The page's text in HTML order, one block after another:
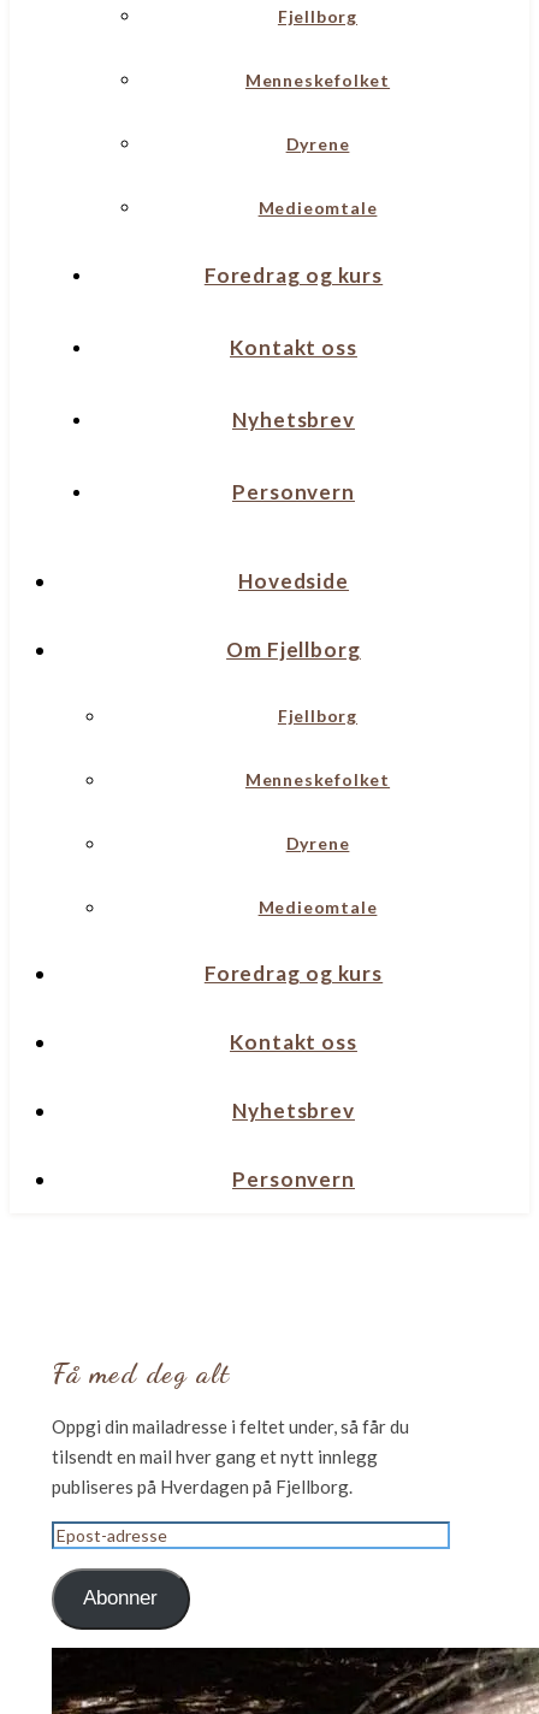
Fjellborg
Menneskefolket
Dyrene
Medieomtale
Foredrag og kurs
Kontakt oss
Nyhetsbrev
Personvern
Hovedside
Om Fjellborg
Fjellborg
Menneskefolket
Dyrene
Medieomtale
Foredrag og kurs
Kontakt oss
Nyhetsbrev
Personvern
Få med deg alt
Oppgi din mailadresse i feltet under, så får du
tilsendt en mail hver gang et nytt innlegg
publiseres på Hverdagen på Fjellborg.
Epost-
adresse
Abonner